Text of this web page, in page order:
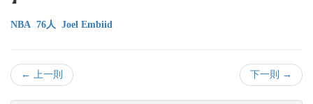
NBA 76人 Joel Embiid
← 上一則 下一則 →